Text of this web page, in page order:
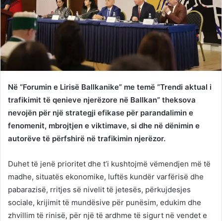
Në “Forumin e Lirisë Ballkanike” me temë “Trendi aktual i
trafikimit të qenieve njerëzore në Ballkan” theksova
nevojën për një strategji efikase për parandalimin e
fenomenit, mbrojtjen e viktimave, si dhe në dënimin e
autorëve të përfshirë në trafikimin njerëzor.
Duhet të jenë prioritet dhe t’i kushtojmë vëmendjen më të
madhe, situatës ekonomike, luftës kundër varfërisë dhe
pabarazisë, rritjes së nivelit të jetesës, përkujdesjes
sociale, krijimit të mundësive për punësim, edukim dhe
zhvillim të rinisë, për një të ardhme të sigurt në vendet e